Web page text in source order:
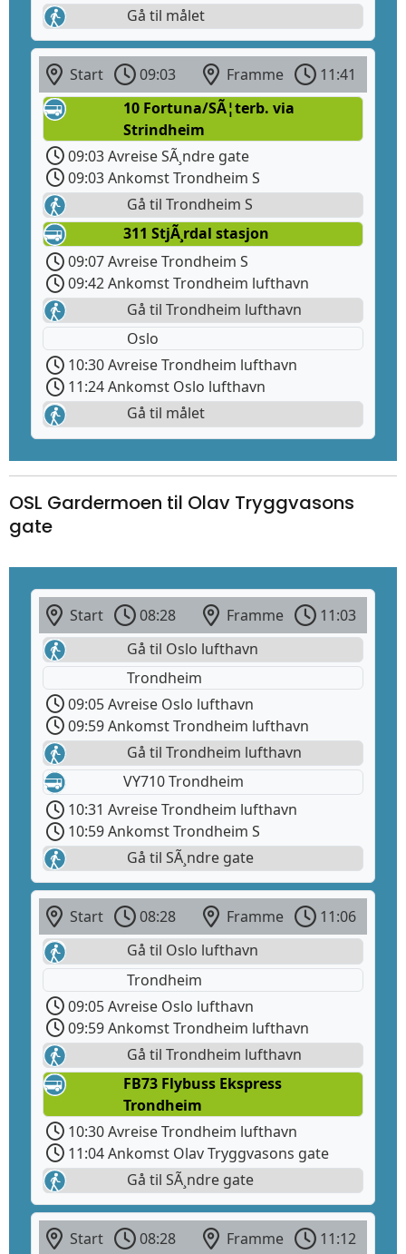
Gå til målet
Start 09:03 Framme
11:41
10 Fortuna/SÃ¦terb. via
Strindheim
09:03 Avreise SÃ¸ndre gate
09:03 Ankomst Trondheim S
Gå til Trondheim S
311 StjÃ¸rdal stasjon
09:07 Avreise Trondheim S
09:42 Ankomst Trondheim lufthavn
Gå til Trondheim lufthavn
Oslo
10:30 Avreise Trondheim lufthavn
11:24 Ankomst Oslo lufthavn
Gå til målet
OSL Gardermoen til Olav Tryggvasons
gate
Start 08:28 Framme
11:03
Gå til Oslo lufthavn
Trondheim
09:05 Avreise Oslo lufthavn
09:59 Ankomst Trondheim lufthavn
Gå til Trondheim lufthavn
VY710 Trondheim
10:31 Avreise Trondheim lufthavn
10:59 Ankomst Trondheim S
Gå til SÃ¸ndre gate
Start 08:28 Framme
11:06
Gå til Oslo lufthavn
Trondheim
09:05 Avreise Oslo lufthavn
09:59 Ankomst Trondheim lufthavn
Gå til Trondheim lufthavn
FB73 Flybuss Ekspress
Trondheim
10:30 Avreise Trondheim lufthavn
11:04 Ankomst Olav Tryggvasons gate
Gå til SÃ¸ndre gate
Start 08:28 Framme 11:12